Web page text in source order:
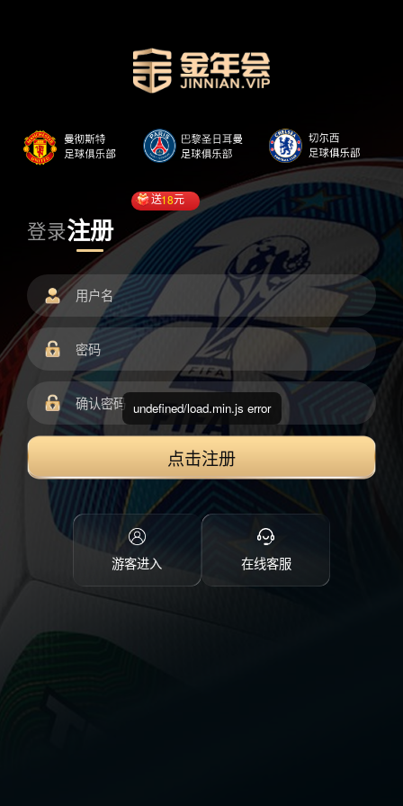
登录注册
送18元
点击注册
游客进入 在线客服
undefined/load.min.js error